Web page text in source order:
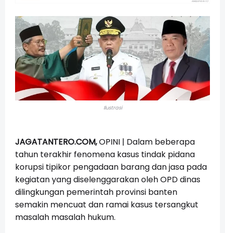
Ilustrasi
JAGATANTERO.COM,OPINI | Dalam beberapa
tahun terakhir fenomena kasus tindak pidana
korupsi tipikor pengadaan barang dan jasa pada
kegiatan yang diselenggarakan oleh OPD dinas
dilingkungan pemerintah provinsi banten
semakin mencuat dan ramai kasus tersangkut
masalah masalah hukum.